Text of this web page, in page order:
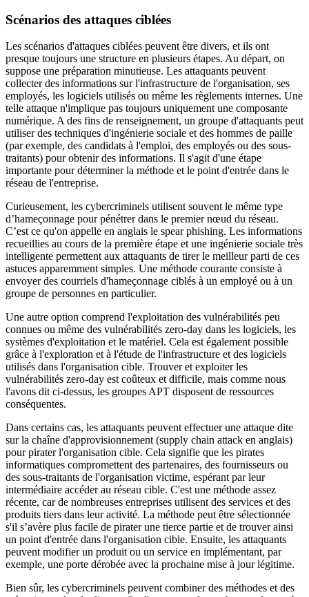
Scénarios des attaques ciblées
Les scénarios d'attaques ciblées peuvent être divers, et ils ont
presque toujours une structure en plusieurs étapes. Au départ, on
suppose une préparation minutieuse. Les attaquants peuvent
collecter des informations sur l'infrastructure de l'organisation, ses
employés, les logiciels utilisés ou même les règlements internes. Une
telle attaque n'implique pas toujours uniquement une composante
numérique. A des fins de renseignement, un groupe d'attaquants peut
utiliser des techniques d'ingénierie sociale et des hommes de paille
(par exemple, des candidats à l'emploi, des employés ou des sous-
traitants) pour obtenir des informations. Il s'agit d'une étape
importante pour déterminer la méthode et le point d'entrée dans le
réseau de l'entreprise.
Curieusement, les cybercriminels utilisent souvent le même type
d’hameçonnage pour pénétrer dans le premier nœud du réseau.
C’est ce qu'on appelle en anglais le spear phishing. Les informations
recueillies au cours de la première étape et une ingénierie sociale très
intelligente permettent aux attaquants de tirer le meilleur parti de ces
astuces apparemment simples. Une méthode courante consiste à
envoyer des courriels d'hameçonnage ciblés à un employé ou à un
groupe de personnes en particulier.
Une autre option comprend l'exploitation des vulnérabilités peu
connues ou même des vulnérabilités zero-day dans les logiciels, les
systèmes d'exploitation et le matériel. Cela est également possible
grâce à l'exploration et à l'étude de l'infrastructure et des logiciels
utilisés dans l'organisation cible. Trouver et exploiter les
vulnérabilités zero-day est coûteux et difficile, mais comme nous
l'avons dit ci-dessus, les groupes APT disposent de ressources
conséquentes.
Dans certains cas, les attaquants peuvent effectuer une attaque dite
sur la chaîne d'approvisionnement (supply chain attack en anglais)
pour pirater l'organisation cible. Cela signifie que les pirates
informatiques compromettent des partenaires, des fournisseurs ou
des sous-traitants de l'organisation victime, espérant par leur
intermédiaire accéder au réseau cible. C'est une méthode assez
récente, car de nombreuses entreprises utilisent des services et des
produits tiers dans leur activité. La méthode peut être sélectionnée
s'il s’avère plus facile de pirater une tierce partie et de trouver ainsi
un point d'entrée dans l'organisation cible. Ensuite, les attaquants
peuvent modifier un produit ou un service en implémentant, par
exemple, une porte dérobée avec la prochaine mise à jour légitime.
Bien sûr, les cybercriminels peuvent combiner des méthodes et des